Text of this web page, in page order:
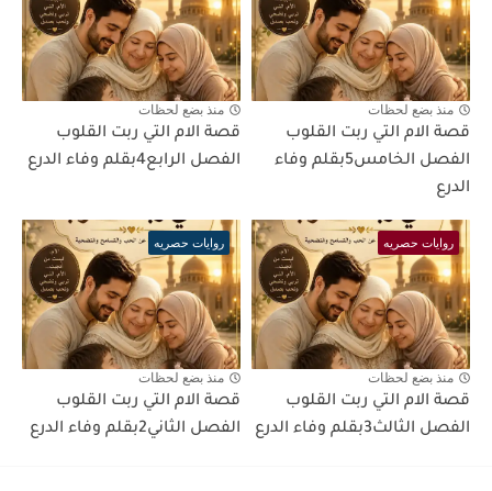
منذ بضع لحظات
قصة الام التي ربت القلوب
الفصل الخامس5بقلم وفاء
الدرع
منذ بضع لحظات
قصة الام التي ربت القلوب
الفصل الرابع4بقلم وفاء الدرع
روايات حصريه
منذ بضع لحظات
قصة الام التي ربت القلوب
الفصل الثالث3بقلم وفاء الدرع
روايات حصريه
منذ بضع لحظات
قصة الام التي ربت القلوب
الفصل الثاني2بقلم وفاء الدرع